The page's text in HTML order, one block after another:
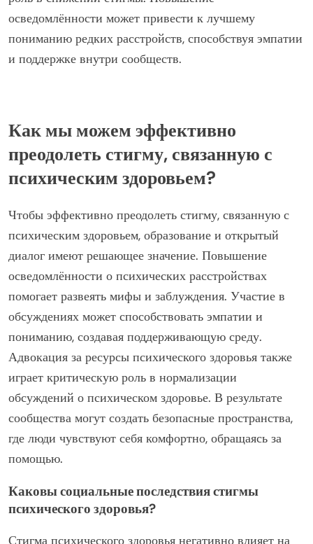
Доступ к ресурсам психического здоровья также
различается по всему миру, влияя на варианты
лечения. В обществах с сильными общинными
связями поддержка может поступать от семьи, а не от
роль в снижении стигмы. Повышение
осведомлённости может привести к лучшему
пониманию редких расстройств, способствуя эмпатии
Как мы можем эффективно
преодолеть стигму, связанную с
психическим здоровьем?
Чтобы эффективно преодолеть стигму, связанную с
психическим здоровьем, образование и открытый
диалог имеют решающее значение. Повышение